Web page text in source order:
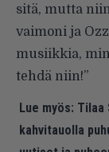
sitä, mutta
vaimoni ja
musiikkia,
tehdä niin!”
Lue myös: Tilaa
kahvitauolla